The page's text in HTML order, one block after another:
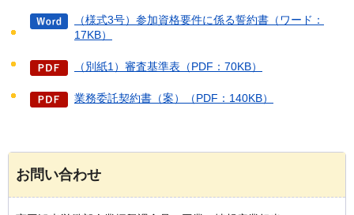
（様式3号）参加資格要件に係る誓約書（ワード：
17KB）
（別紙1）審査基準表（PDF：70KB）
業務委託契約書（案）（PDF：140KB）
お問い合わせ